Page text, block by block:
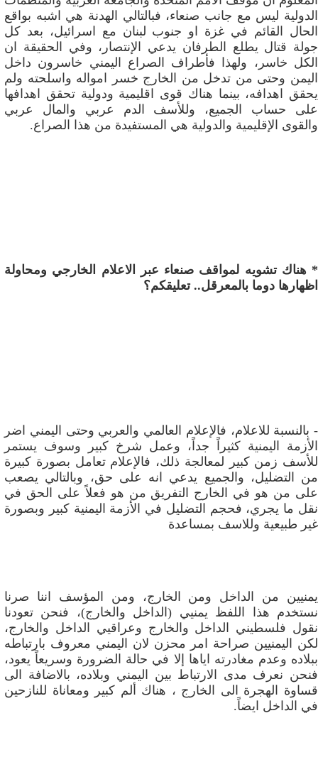
الدولية ليس مع جانب صنعاء، فبالتالي الهدنة هي اشبه بواقع
الحال القائم في غزة او جنوب لبنان مع اسرائيل، بعد كل
جولة قتال يطلع الطرفان يدعي الإنتصار، وفي الحقيقة ان
الكل خاسر، ولهذا فأطراف الصراع اليمني خاسرون داخل
اليمن وحتى من تدخل من الخارج خسر امواله واسلحته ولم
يحقق اهدافه، بينما هناك قوى اقليمية ودولية تحقق اهدافها
على حساب الجميع، وللأسف الدم عربي والمال عربي
والقوى الإقليمية والدولية هي المستفيدة من هذا الصراع.
* هناك تشويه لمواقف صنعاء عبر الاعلام الخارجي ومحاولة
اظهارها دوما بالمعرقل.. تعليقكم؟
- بالنسبة للاعلام، فالإعلام العالمي والعربي وحتى اليمني اضر
الأزمة اليمنية كثيراً جداً، وعمل شرخ كبير وسوف يستمر
للأسف زمن كبير لمعالجة ذلك، فالإعلام تعامل بصورة كبيرة
من التضليل، والجميع يدعي انه على حق، وبالتالي يصعب
على من هو في الخارج التفريق من هو فعلاً على الحق في
نقل ما يجري، فحجم التضليل في الأزمة اليمنية كبير وبصورة
غير طبيعية وللاسف بمساعدة
يمنيين من الداخل ومن الخارج، ومن المؤسف اننا صرنا
نستخدم هذا اللفظ يمنيي (الداخل والخارج)، فنحن تعودنا
نقول فلسطيني الداخل والخارج وعراقيي الداخل والخارج،
لكن اليمنيين صراحة امر محزن لان اليمني معروف بارتباطه
ببلاده وعدم مغادرته اياها إلا في حالة الضرورة وسريعاً يعود،
فنحن نعرف مدى الارتباط بين اليمني وبلاده، بالاضافة الى
قساوة الهجرة الى الخارج ، هناك ألم كبير ومعاناة للنازحين
في الداخل ايضاً.